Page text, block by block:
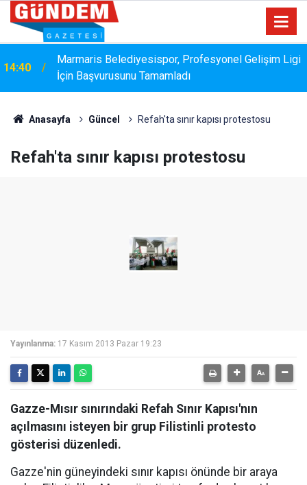
14:40
Marmaris Belediyesispor, Profesyonel Gelişim Ligi
İçin Başvurusunu Tamamladı
Anasayfa Güncel Refah'ta sınır kapısı protestosu
Refah'ta sınır kapısı protestosu
Yayınlanma: 17 Kasım 2013 Pazar 19:23
Gazze-Mısır sınırındaki Refah Sınır Kapısı'nın
açılmasını isteyen bir grup Filistinli protesto
gösterisi düzenledi.
Gazze'nin güneyindeki sınır kapısı önünde bir araya